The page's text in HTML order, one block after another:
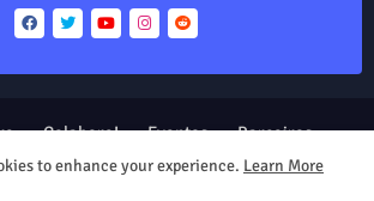
Colabore! Eventos
Parceiros
Produtos
to enhance your experience. Learn More